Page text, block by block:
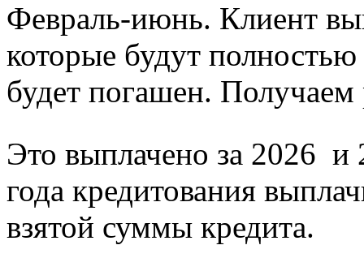
Февраль-июнь. Клиент
которые будут полностью
будет погашен. Получаем
Это выплачено за 2026 и
года кредитования
взятой суммы кредита.